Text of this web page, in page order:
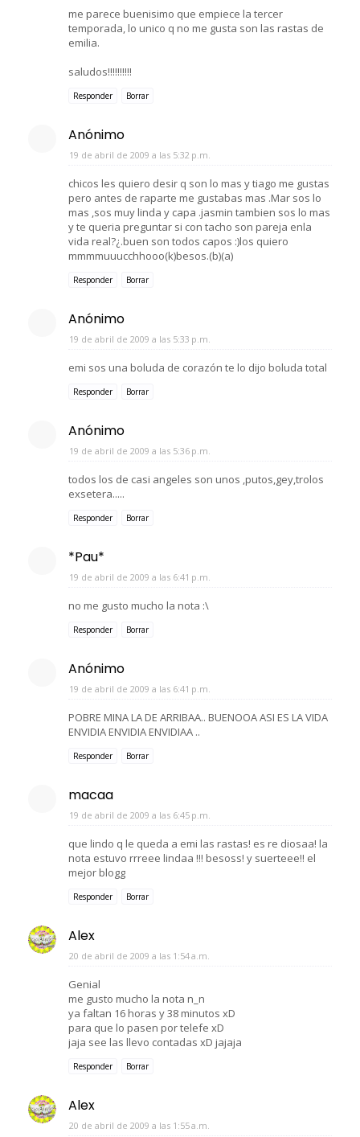
me parece buenisimo que empiece la tercer
temporada, lo unico q no me gusta son las rastas de
emilia.
saludos!!!!!!!!!!
Responder Borrar
Anónimo
19 de abril de 2009 a las 5:32 p.m.
chicos les quiero desir q son lo mas y tiago me gustas
pero antes de raparte me gustabas mas .Mar sos lo
mas ,sos muy linda y capa .jasmin tambien sos lo mas
y te queria preguntar si con tacho son pareja enla
vida real?¿.buen son todos capos :)los quiero
mmmmuuucchhooo(k)besos.(b)(a)
Responder Borrar
Anónimo
19 de abril de 2009 a las 5:33 p.m.
emi sos una boluda de corazón te lo dijo boluda total
Responder Borrar
Anónimo
19 de abril de 2009 a las 5:36 p.m.
todos los de casi angeles son unos ,putos,gey,trolos
exsetera.....
Responder Borrar
*Pau*
19 de abril de 2009 a las 6:41 p.m.
no me gusto mucho la nota :\
Responder Borrar
Anónimo
19 de abril de 2009 a las 6:41 p.m.
POBRE MINA LA DE ARRIBAA.. BUENOOA ASI ES LA VIDA
ENVIDIA ENVIDIA ENVIDIAA ..
Responder Borrar
macaa
19 de abril de 2009 a las 6:45 p.m.
que lindo q le queda a emi las rastas! es re diosaa! la
nota estuvo rrreee lindaa !!! besoss! y suerteee!! el
mejor blogg
Responder Borrar
Alex
20 de abril de 2009 a las 1:54 a.m.
Genial
me gusto mucho la nota n_n
ya faltan 16 horas y 38 minutos xD
para que lo pasen por telefe xD
jaja see las llevo contadas xD jajaja
Responder Borrar
Alex
20 de abril de 2009 a las 1:55 a.m.